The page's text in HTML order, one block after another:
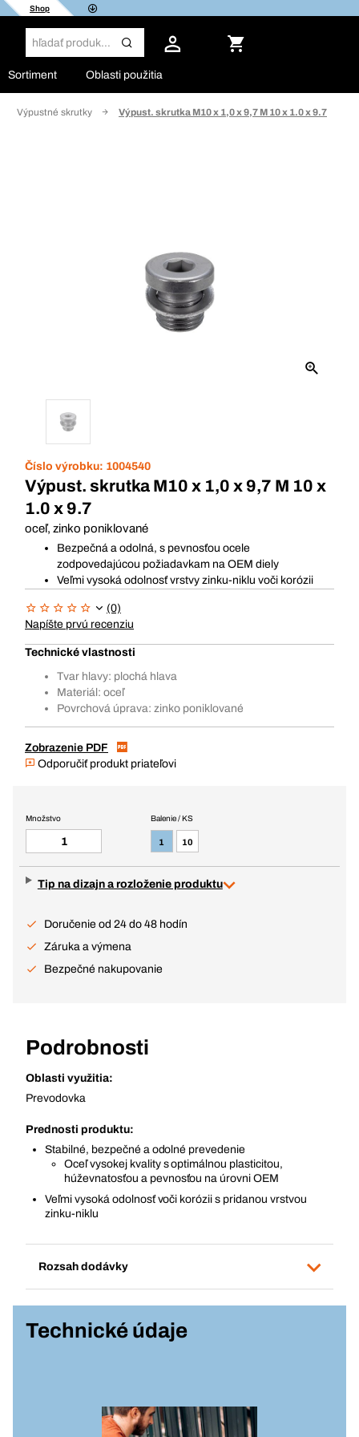
Shop
Sortiment Oblasti použitia
Výpustné skrutky Výpust. skrutka M10 x 1,0 x 9,7 M 10 x 1.0 x 9.7
Číslo výrobku: 1004540
Výpust. skrutka M10 x 1,0 x 9,7 M 10 x
1.0 x 9.7
oceľ, zinko poniklované
Bezpečná a odolná, s pevnosťou ocele
zodpovedajúcou požiadavkam na OEM diely
Veľmi vysoká odolnosť vrstvy zinku-niklu voči korózii
(0)
Napíšte prvú recenziu
Technické vlastnosti
Tvar hlavy: plochá hlava
Materiál: oceľ
Povrchová úprava: zinko poniklované
Zobrazenie PDF
Odporučiť produkt priateľovi
Balenie / KS
1 10
Množstvo
Tip na dizajn a rozloženie produktu
Doručenie od 24 do 48 hodín
Záruka a výmena
Bezpečné nakupovanie
Podrobnosti
Oblasti využitia:
Prevodovka
Prednosti produktu:
Stabilné, bezpečné a odolné prevedenie
Oceľ vysokej kvality s optimálnou plasticitou,
húževnatosťou a pevnosťou na úrovni OEM
Veľmi vysoká odolnosť voči korózii s pridanou vrstvou
zinku-niklu
Rozsah dodávky
Technické údaje